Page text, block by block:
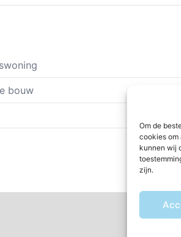
Om de
cookies om
kunnen wij
zijn.
bouw